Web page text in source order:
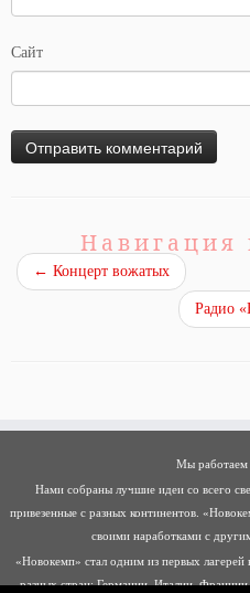
Сайт
Навигация
← Концерт вожатых
Радио
Мы работаем
Нами собраны лучшие идеи со всего
привезенные с разных континентов.
своими наработками с
«Новокемп» стал одним из первых лагерей
разных стран: Германии, Италии,